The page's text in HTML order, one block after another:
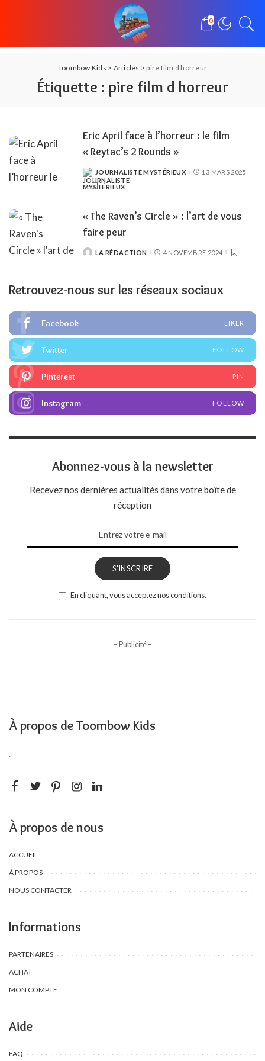
0
Toombow Kids > Articles > pire film d horreur
Étiquette : pire film d horreur
Eric April face à l’horreur : le film
« Reytac’s 2 Rounds »
POSTED
BY
JOURNALISTE MYSTÉRIEUX 13 MARS 2025
« The Raven’s Circle » : l’art de vous
faire peur
POSTED
LA RÉDACTION 4 NOVEMBRE 2024
Retrouvez-nous sur les réseaux sociaux
Facebook LIKER
Twitter FOLLOW
Pinterest PIN
Instagram FOLLOW
Abonnez-vous à la newsletter
Recevez nos dernières actualités dans votre boîte de
réception
S'INSCRIRE
En cliquant, vous acceptez nos conditions.
– Publicité –
À propos de Toombow Kids
.
À propos de nous
ACCUEIL
À PROPOS
NOUS CONTACTER
Informations
PARTENAIRES
ACHAT
MON COMPTE
Aide
FAQ